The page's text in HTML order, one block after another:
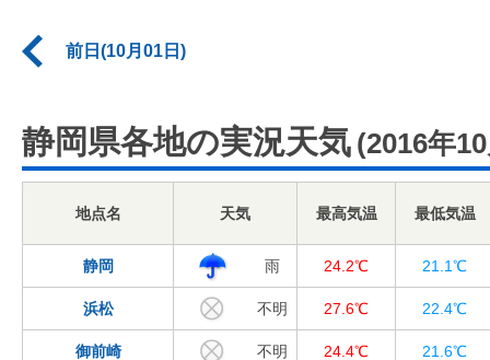
前日(10月01日)
静岡県各地の実況天気 (2016年
地点名 天気 最高気温 最低気温
静岡 雨 24.2℃ 21.1℃
浜松 不明 27.6℃ 22.4℃
御前崎 不明 24.4℃ 21.6℃